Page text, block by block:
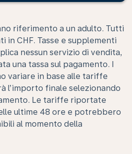
riferimento a un adulto. Tutti
in CHF. Tasse e supplementi
nessun servizio di vendita,
una tassa sul pagamento. I
variare in base alle tariffe
l’importo finale selezionando
Le tariffe riportate
ultime 48 ore e potrebbero
al momento della